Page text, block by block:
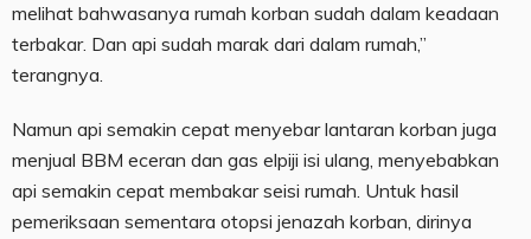
melihat bahwasanya rumah korban sudah dalam keadaan
terbakar. Dan api sudah marak dari dalam rumah,”
terangnya.
Namun api semakin cepat menyebar lantaran korban juga
menjual BBM eceran dan gas elpiji isi ulang, menyebabkan
api semakin cepat membakar seisi rumah. Untuk hasil
pemeriksaan sementara otopsi jenazah korban, dirinya